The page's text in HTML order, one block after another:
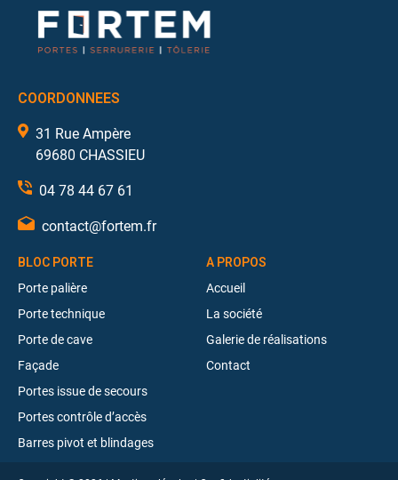
COORDONNEES
31 Rue Ampère
69680 CHASSIEU
04 78 44 67 61
contact@fortem.fr
BLOC PORTE
Porte palière
Porte technique
Porte de cave
Façade
Portes issue de secours
Portes contrôle d’accès
Barres pivot et blindages
A PROPOS
Accueil
La société
Galerie de réalisations
Contact